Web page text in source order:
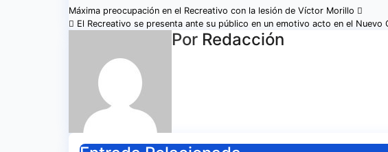
Navegación
entradas
Máxima preocupación en el Recreativo con la lesión de Víctor Morillo
El Recreativo se presenta ante su público en un emotivo acto en el Nuevo
Por Redacción